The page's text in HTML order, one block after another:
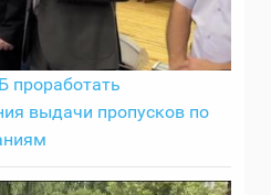
проработать
выдачи пропусков по